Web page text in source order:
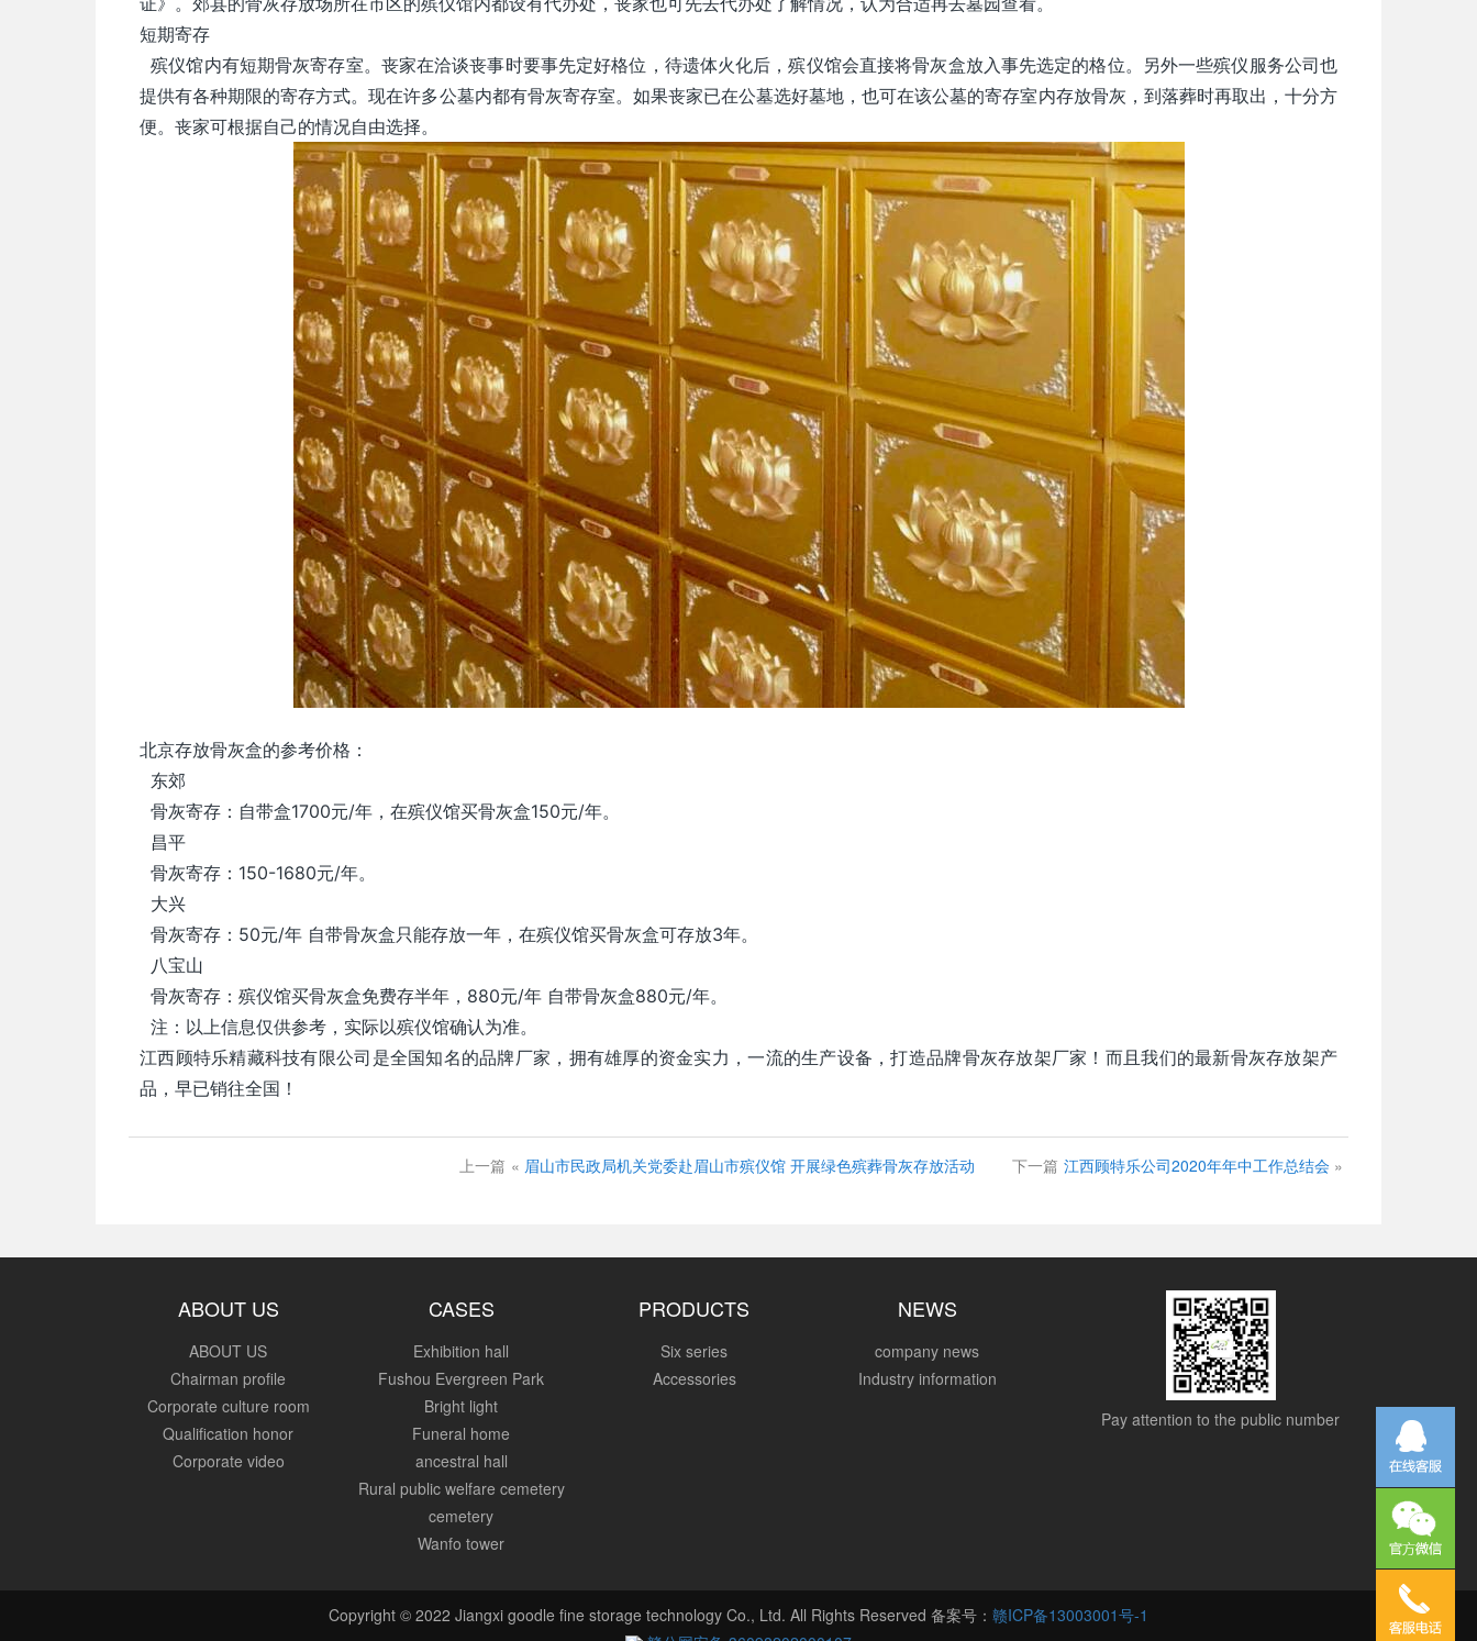
短期寄存
殡仪馆内有短期骨灰寄存室。丧家在洽谈丧事时要事先定好格位，待遗体火化后，殡仪馆会直接将骨灰盒放入事先选定的格位。另外一些殡仪服务公司也
提供有各种期限的寄存方式。现在许多公墓内都有骨灰寄存室。如果丧家已在公墓选好墓地，也可在该公墓的寄存室内存放骨灰，到落葬时再取出，十分方
便。丧家可根据自己的情况自由选择。
北京存放骨灰盒的参考价格：
东郊
骨灰寄存：自带盒1700元/年，在殡仪馆买骨灰盒150元/年。
昌平
骨灰寄存：150-1680元/年。
大兴
骨灰寄存：50元/年 自带骨灰盒只能存放一年，在殡仪馆买骨灰盒可存放3年。
八宝山
骨灰寄存：殡仪馆买骨灰盒免费存半年，880元/年 自带骨灰盒880元/年。
注：以上信息仅供参考，实际以殡仪馆确认为准。
江西顾特乐精藏科技有限公司是全国知名的品牌厂家，拥有雄厚的资金实力，一流的生产设备，打造品牌骨灰存放架厂家！而且我们的最新骨灰存放架产
品，早已销往全国！
上一篇 « 眉山市民政局机关党委赴眉山市殡仪馆 开展绿色殡葬骨灰存放活动 下一篇 江西顾特乐公司2020年年中工作总结会 »
ABOUT US
ABOUT US
Chairman profile
Corporate culture room
Qualification honor
Corporate video
CASES
Exhibition hall
Fushou Evergreen Park
Bright light
Funeral home
ancestral hall
Rural public welfare cemetery
cemetery
Wanfo tower
PRODUCTS
Six series
Accessories
NEWS
company news
Industry information
Pay attention to the public number
Copyright © 2022 Jiangxi goodle fine storage technology Co., Ltd. All Rights Reserved 备案号： 赣ICP备13003001号-1